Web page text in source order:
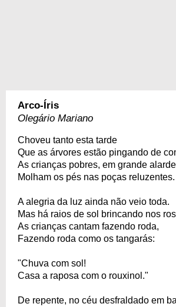
Arco-Íris
Olegário Mariano
Choveu tanto esta tarde
Que as árvores estão pingando de
As crianças pobres, em grande
Molham os pés nas poças reluzentes.
A alegria da luz ainda não veio toda.
Mas há raios de sol brincando nos
As crianças cantam fazendo roda,
Fazendo roda como os tangarás:
"Chuva com sol!
Casa a raposa com o rouxinol."
De repente, no céu desfraldado em